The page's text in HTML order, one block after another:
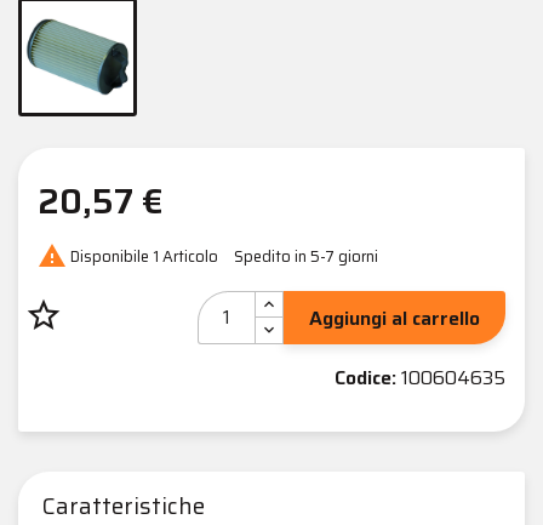
20,57 €
 Disponibile 1 Articolo Spedito in 5-7 giorni
star_border
Aggiungi al carrello
Codice:100604635
Caratteristiche